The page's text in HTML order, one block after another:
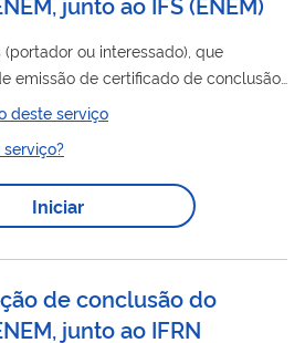
ou interessado), que
emissão de certificado de conclusão
doENEM
a certificação , sem a
fisicamente até os Campi e,
o envio de correspondência postal.
deste serviço
Iniciar
de conclusão do
junto ao IFRN